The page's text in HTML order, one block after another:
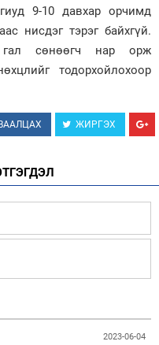
9-10 давхар орчимд
нисдэг тэрэг байхгүй.
гал сөнөөгч нар орж
тодорхойлохоор
ЖИРГЭХ
2023-06-04